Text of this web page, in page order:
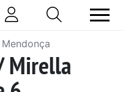
Mirella